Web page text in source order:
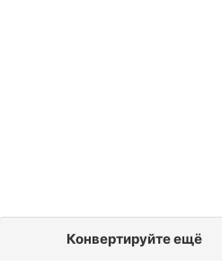
Конвертируйте ещё